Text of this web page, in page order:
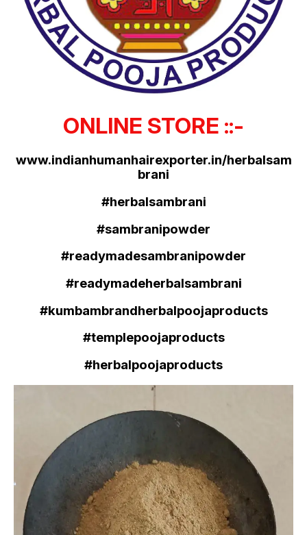
ONLINE STORE ::-
www.indianhumanhairexporter.in/herbalsam
brani
#herbalsambrani
#sambranipowder
#readymadesambranipowder
#readymadeherbalsambrani
#kumbambrandherbalpoojaproducts
#templepoojaproducts
#herbalpoojaproducts